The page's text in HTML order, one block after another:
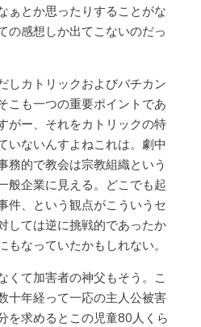
ぁとか思ったりすることがな
の感想しか出てこないのだっ
しカトリックおよびバチカン
こも一つの重要ポイントであ
がー、それをカトリックの特
いないんすよねこれは。劇中
務的で教会は宗教組織という
般企業に見える。どこでも起
件、という観点がこういうセ
しては逆に挑戦的であったか
もなっていたかもしれない。
くて加害者の神父もそう。こ
十年経って一応の主人公被害
を求めるとこの児童80人くら